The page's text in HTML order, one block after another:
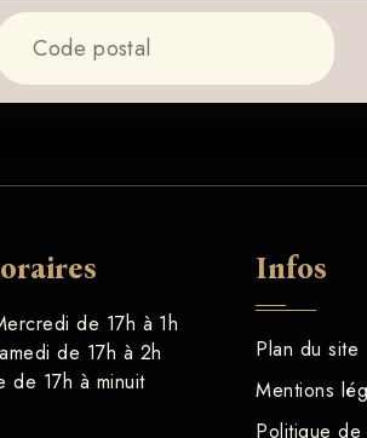
de 17h à 1h
de 17h à 2h
de 17h à minuit
Infos
Plan du site
Mentions
Politique